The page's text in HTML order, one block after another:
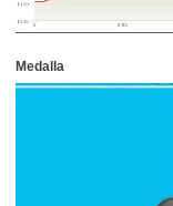
Medalla